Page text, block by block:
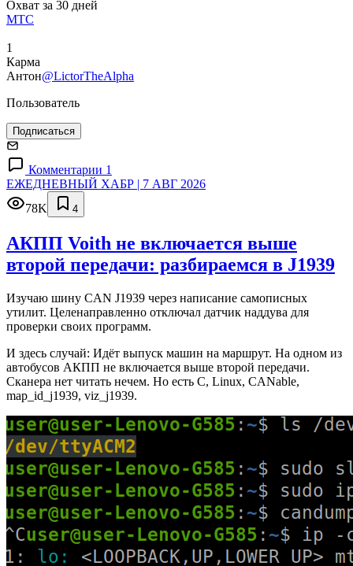
Охват за 30 дней
МТС
1
Карма
Антон@LictorTheAlpha
Пользователь
Подписаться
Комментарии 1
ЕЖЕДНЕВНЫЙ ХАБР | 7 АВГ 2026
78K
4
АКПП Voith не включается выше
второй передачи: разбираемся в J1939
Изучаю шину CAN J1939 через написание самописных
утилит. Целенаправленно отключал датчик наддува для
проверки своих программ.
И здесь случай: Идёт выпуск машин на маршрут. На одном из
автобусов АКПП не включается выше второй передачи.
Сканера нет читать нечем. Но есть C, Linux, CANable,
map_id_j1939, viz_j1939.